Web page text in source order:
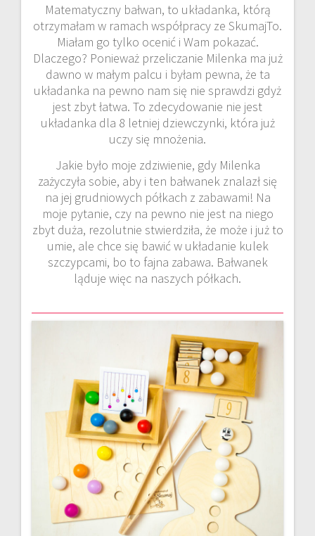
Matematyczny bałwan, to układanka, którą
otrzymałam w ramach współpracy ze SkumajTo.
Miałam go tylko ocenić i Wam pokazać.
Dlaczego? Ponieważ przeliczanie Milenka ma już
dawno w małym palcu i byłam pewna, że ta
układanka na pewno nam się nie sprawdzi gdyż
jest zbyt łatwa. To zdecydowanie nie jest
układanka dla 8 letniej dziewczynki, która już
uczy się mnożenia.
Jakie było moje zdziwienie, gdy Milenka
zażyczyła sobie, aby i ten bałwanek znalazł się
na jej grudniowych półkach z zabawami! Na
moje pytanie, czy na pewno nie jest na niego
zbyt duża, rezolutnie stwierdziła, że może i już to
umie, ale chce się bawić w układanie kulek
szczypcami, bo to fajna zabawa. Bałwanek
ląduje więc na naszych półkach.